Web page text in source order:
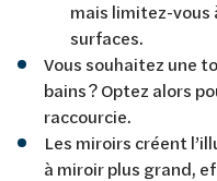
mais limitez-vous
surfaces.
Vous souhaitez une
bains ? Optez alors
raccourcie.
Les miroirs créent
à miroir plus grand,